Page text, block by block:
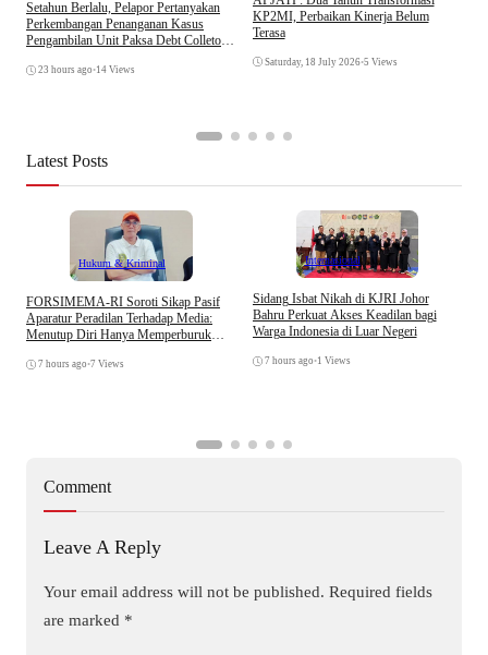
Setahun Berlalu, Pelapor Pertanyakan
Perkembangan Penanganan Kasus
Pengambilan Unit Paksa Debt Colletor
23 hours ago •14 Views
KP2MI, Perbaikan Kinerja Belum
Terasa
Saturday, 18 July 2026•5 Views
Latest Posts
Hukum & Kriminal
​FORSIMEMA-RI Soroti Sikap Pasif
Aparatur Peradilan Terhadap Media:
Menutup Diri Hanya Memperburuk
7 hours ago •7 Views
Internasional
Sidang Isbat Nikah di KJRI Johor
Bahru Perkuat Akses Keadilan bagi
Warga Indonesia di Luar Negeri
7 hours ago •1 Views
Comment
Leave A Reply
Your email address will not be published. Required fields
are marked *